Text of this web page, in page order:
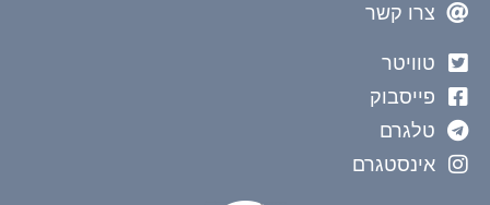
צרו קשר
טוויטר
פייסבוק
טלגרם
אינסטגרם